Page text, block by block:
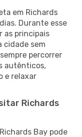
em Richards
Durante esse
as principais
cidade sem
percorrer
autênticos,
e relaxar
Richards
Bay pode